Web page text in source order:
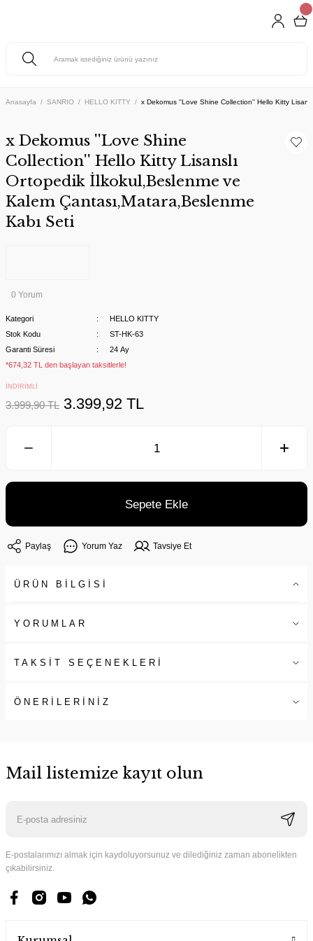
Anasayfa SANRIO HELLO KITTY x Dekomus ''Love Shine Collection'' Hello Kitty
x Dekomus ''Love Shine
Collection'' Hello Kitty Lisanslı
Ortopedik İlkokul,Beslenme ve
Kalem Çantası,Matara,Beslenme
Kabı Seti
0 Yorum
Kategori
HELLO KITTY
Stok Kodu
ST-HK-63
Garanti Süresi
24 Ay
*674,32 TL den başlayan taksitlerle!
İNDİRİMLİ
3.999,90 TL 3.399,92 TL
Sepete Ekle
Paylaş Yorum Yaz Tavsiye Et
ÜRÜN BİLGİSİ
YORUMLAR
TAKSİT SEÇENEKLERİ
ÖNERİLERİNİZ
Mail listemize kayıt olun
E-postalarımızı almak için kaydoluyorsunuz ve dilediğiniz zaman abonelikten
çıkabilirsiniz.